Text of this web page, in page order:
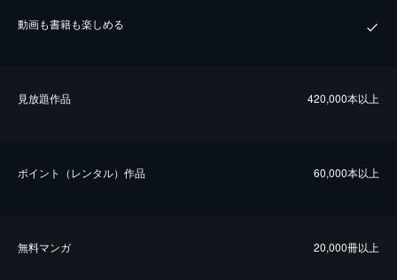
動画も書籍も楽しめる
⾒放題作品 420,000本以上
ポイント（レンタル）作品 60,000本以上
無料マンガ 20,000冊以上